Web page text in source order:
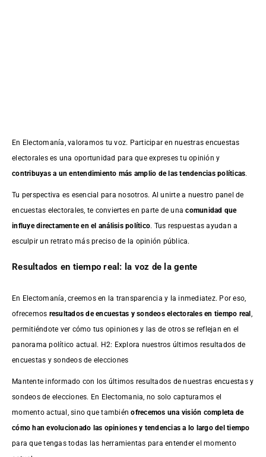
En Electomanía, valoramos tu voz. Participar en nuestras encuestas
electorales es una oportunidad para que expreses tu opinión y
contribuyas a un entendimiento más amplio de las tendencias políticas.
Tu perspectiva es esencial para nosotros. Al unirte a nuestro panel de
encuestas electorales, te conviertes en parte de unacomunidad que
influye directamente en el análisis político. Tus respuestas ayudan a
esculpir un retrato más preciso de la opinión pública.
Resultados en tiempo real: la voz de la gente
En Electomanía, creemos en la transparencia y la inmediatez. Por eso,
ofrecemos resultados deencuestas y sondeos electorales en tiempo real
permitiéndote ver cómo tus opiniones y las de otros se reflejan en el
panorama político actual. H2: Explora nuestros últimos resultados de
encuestas y sondeos de elecciones
Mantente informado con los últimos resultados de nuestras encuestasy
sondeos de elecciones. En Electomania, no solo capturamos el
momento actual, sino que tambiénofrecemos una visión completa de
cómo han evolucionado las opiniones y tendencias a lo largo del tiempo
para que tengas todas las herramientas para entender el momento